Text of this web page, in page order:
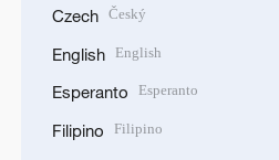
Czech Český
English English
Esperanto Esperanto
Filipino Filipino